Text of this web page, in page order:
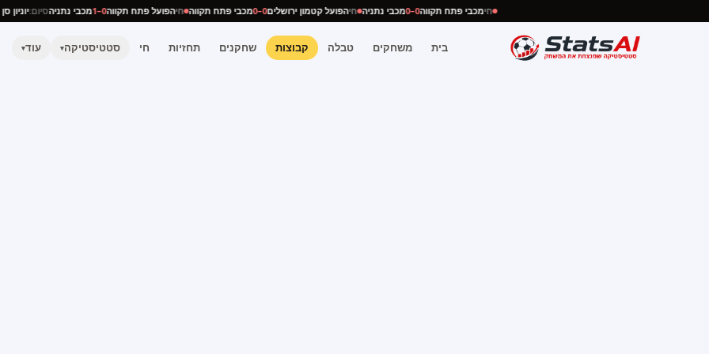
חימכבי פתח תקווה0–0 מכבי נתניה חיהפועל קטמון ירושלים0–0 מכבי פתח תקווה חיהפועל פתח תקווה0–1 מכבי נתניהסיום:
בית משחקים טבלה קבוצות שחקנים תחזיות חי סטטיסטיקה▾ עוד▾